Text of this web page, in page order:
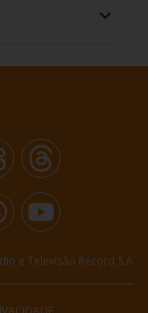
e Televisão Record S.A